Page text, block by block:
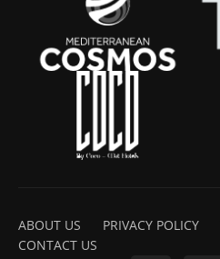
ABOUT US PRIVACY POLICY
CONTACT US